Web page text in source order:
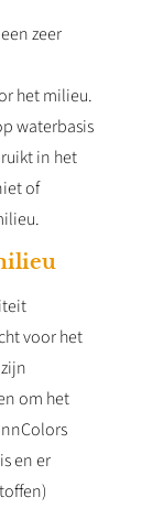
zeer
het milieu.
waterbasis
in het
of
voor het
om het
en er